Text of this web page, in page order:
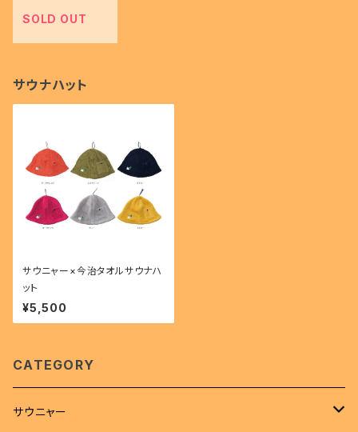
SOLD OUT
サウナハット
サウニャー×今治タオルサウナハ
ット
¥5,500
CATEGORY
サウニャー